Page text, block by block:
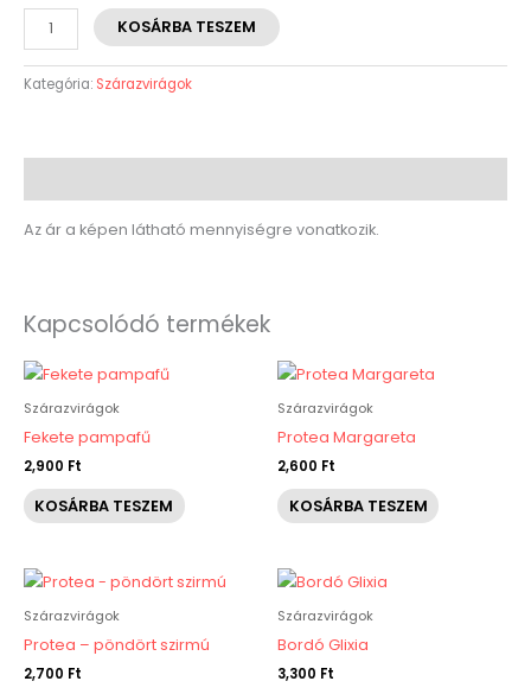
KOSÁRBA TESZEM
Kategória: Szárazvirágok
Az ár a képen látható mennyiségre vonatkozik.
Kapcsolódó termékek
Szárazvirágok
Fekete pampafű
2,900 Ft
KOSÁRBA TESZEM
Szárazvirágok
Protea Margareta
2,600 Ft
KOSÁRBA TESZEM
Szárazvirágok
Protea – pöndört szirmú
2,700 Ft
Szárazvirágok
Bordó Glixia
3,300 Ft